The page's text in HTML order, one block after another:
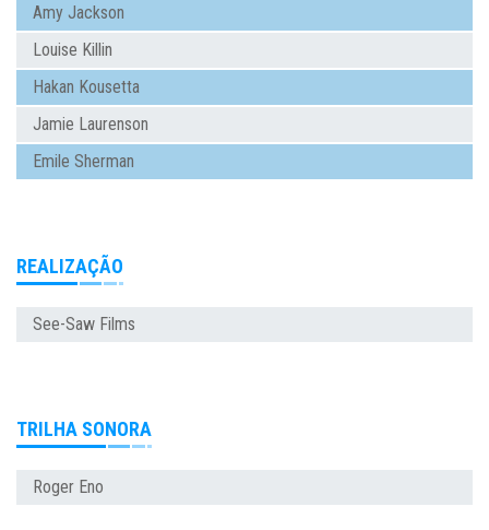
Amy Jackson
Louise Killin
Hakan Kousetta
Jamie Laurenson
Emile Sherman
REALIZAÇÃO
See-Saw Films
TRILHA SONORA
Roger Eno